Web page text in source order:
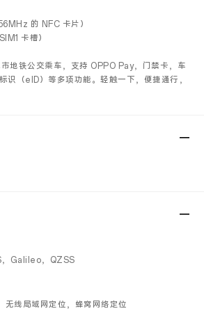
的 NFC 卡片）
卡槽）
地铁公交乘车，支持 OPPO Pay，门禁卡，车
识（eID）等多项功能。轻触一下，便捷通行，
，Galileo，QZSS
线局域网定位，蜂窝网络定位